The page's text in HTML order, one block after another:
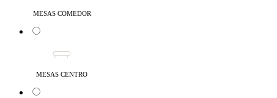
MESAS COMEDOR
MESAS CENTRO